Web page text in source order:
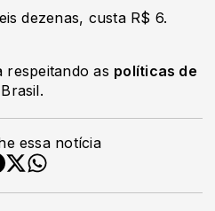
dezenas, custa R$ 6.
respeitando as políticas de
essa notícia